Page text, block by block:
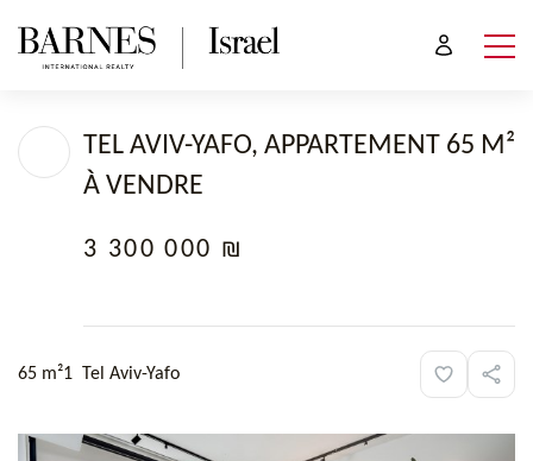
TEL AVIV-YAFO, APPARTEMENT 65 M²
À VENDRE
3 300 000 ₪
65 m²1 Tel Aviv-Yafo